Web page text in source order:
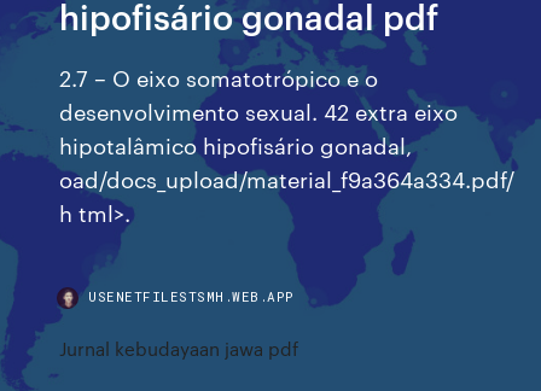
hipofisário gonadal pdf
2.7 – O eixo somatotrópico e o
desenvolvimento sexual. 42 extra eixo
hipotalâmico hipofisário gonadal,
oad/docs_upload/material_f9a364a334.pdf/
h tml>.
USENETFILESTSMH.WEB.APP
Jurnal kebudayaan jawa pdf